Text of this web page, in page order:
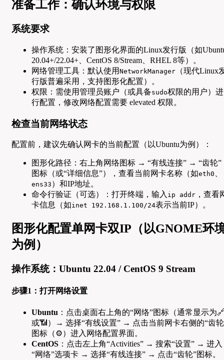
准备工作：确认环境与权限
系统要求
操作系统：安装了图形化界面的Linux发行版（如
20.04+/22.04+、CentOS 8/Stream、RHEL 8等）。
网络管理工具：默认使用 NetworkManager （现代Linux
行版普遍采用，支持图形化配置）。
权限：需使用管理员账户（或具备sudo权限的用户）进
行配置，修改网络配置需要 elevated 权限。
检查当前网络状态
配置前，建议先确认网卡的当前配置（以Ubuntu为例）：
图形化路径：右上角网络图标 → “有线连接” → “齿轮”
图标（或“详细信息”），查看当前网卡名称（如eth0 、
ens33 ）和IP地址。
命令行验证（可选）：打开终端，输入 ip addr ，查看
卡信息（如inet 192.168.1.100/24表示当前IP）。
图形化配置单网卡双IP（以GNOME环
为例）
操作系统：Ubuntu 22.04 / CentOS 9 Stream
步骤1：打开网络设置
Ubuntu ：点击桌面右上角的“网络”图标（通常显示为
或📶）→ 选择“有线设置” → 点击当前网卡右侧的“齿
图标（⚙️）进入网络配置界面。
CentOS ：点击左上角“Activities” → 搜索“设置” → 进入
“网络”选项卡 → 选择“有线连接” → 点击“齿轮”图标。